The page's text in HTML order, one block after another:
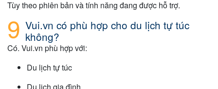
Tùy theo phiên bản và tính năng đang được hỗ trợ.
Vui.vn có phù hợp cho du lịch tự túc
không?
Có. Vui.vn phù hợp với:
Du lịch tự túc